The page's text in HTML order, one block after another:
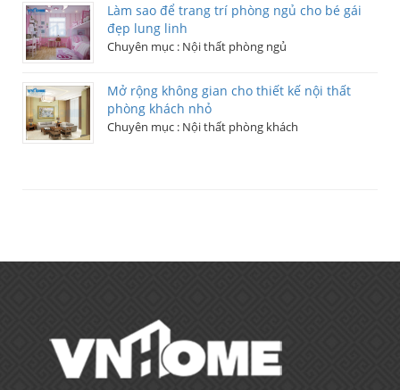
Làm sao để trang trí phòng ngủ cho bé gái
đẹp lung linh
Chuyên mục : Nội thất phòng ngủ
Mở rộng không gian cho thiết kế nội thất
phòng khách nhỏ
Chuyên mục : Nội thất phòng khách